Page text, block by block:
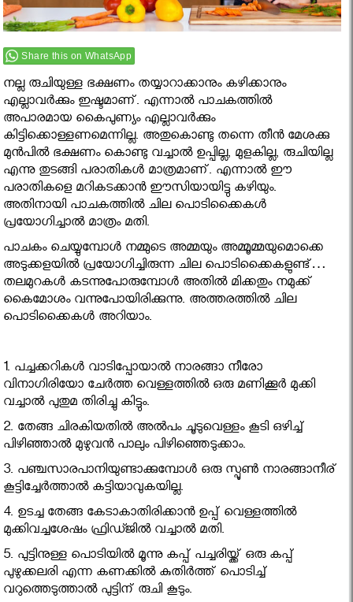
Share this on WhatsApp
നല്ല രുചിയുള്ള ഭക്ഷണം തയ്യാറാക്കാനും കഴിക്കാനും
എല്ലാവര്‍ക്കും ഇഷ്ടമാണ്. എന്നാല്‍ പാചകത്തില്‍
അപാരമായ കൈപുണ്യം എല്ലാവര്‍ക്കും
കിട്ടിക്കൊള്ളണമെന്നില്ല. അതുകൊണ്ടു തന്നെ തീന്‍ മേശക്കു
മുന്‍പില്‍ ഭക്ഷണം കൊണ്ടു വച്ചാല്‍ ഉപ്പില്ല, മുളകില്ല, രുചിയില്ല
എന്നു തുടങ്ങി പരാതികള്‍ മാത്രമാണ്. എന്നാല്‍ ഈ
പരാതികളെ മറികടക്കാന്‍ ഈസിയായിട്ടു കഴിയും.
അതിനായി പാചകത്തില്‍ ചില പൊടിക്കൈകള്‍
പ്രയോഗിച്ചാല്‍ മാത്രം മതി.
പാചകം ചെയ്യുമ്പോള്‍ നമ്മുടെ അമ്മയും അമ്മൂമ്മയുമൊക്കെ
അടുക്കളയില്‍ പ്രയോഗിച്ചിരുന്ന ചില പൊടിക്കൈകളുണ്ട്…
തലമുറകള്‍ കടന്നുപോരുമ്പോള്‍ അതില്‍ മിക്കതും നമുക്ക്
കൈമോശം വന്നുപോയിരിക്കുന്നു. അത്തരത്തില്‍ ചില
പൊടിക്കൈകള്‍ അറിയാം.
1. പച്ചക്കറികള്‍ വാടിപ്പോയാല്‍ നാരങ്ങാ നീരോ
വിനാഗിരിയോ ചേര്‍ത്ത വെള്ളത്തില്‍ ഒരു മണിക്കൂര്‍ മുക്കി
വച്ചാല്‍ പുതുമ തിരിച്ചു കിട്ടും.
2. തേങ്ങ ചിരകിയതില്‍ അല്‍പം ചൂടുവെള്ളം കൂടി ഒഴിച്ച്
പിഴിഞ്ഞാല്‍ മുഴുവന്‍ പാലും പിഴിഞ്ഞെടുക്കാം.
3. പഞ്ചസാരപാനിയുണ്ടാക്കുമ്പോള്‍ ഒരു സ്പൂണ്‍ നാരങ്ങാനീര്
കൂട്ടിച്ചേര്‍ത്താല്‍ കട്ടിയാവുകയില്ല.
4. ഉടച്ച തേങ്ങ കേടാകാതിരിക്കാന്‍ ഉപ്പ് വെള്ളത്തില്‍
മുക്കിവച്ചശേഷം ഫ്രിഡ്ജില്‍ വച്ചാല്‍ മതി.
5. പുട്ടിനുള്ള പൊടിയില്‍ മൂന്നു കപ്പ് പച്ചരിയ്ക്ക് ഒരു കപ്പ്
പുഴുക്കലരി എന്ന കണക്കില്‍ കുതിര്‍ത്ത് പൊടിച്ച്
വറുത്തെടുത്താല്‍ പുട്ടിന് രുചി കൂടും.